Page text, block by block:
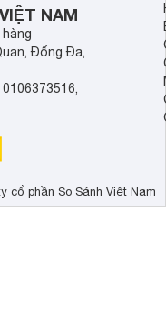
NAM
Đống Đa,
cổ phần So Sánh Việt Nam